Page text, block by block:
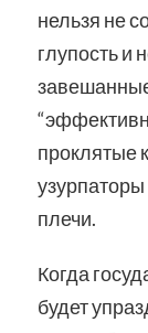
нельзя не
глупость и
проклятые
узурпаторы
плечи.
Когда
будет